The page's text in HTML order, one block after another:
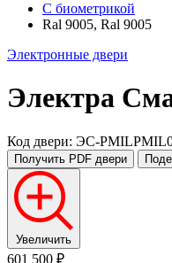
С биометрикой
Ral 9005, Ral 9005
Электронные двери
Электра
Код двери: ЭС-
Получить PDF двери
Увеличить
601 500 ₽